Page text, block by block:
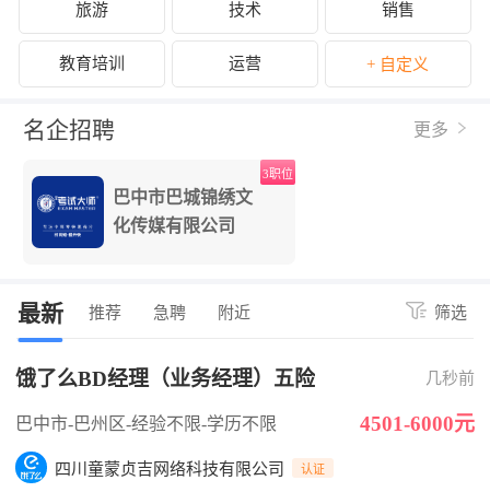
旅游 技术 销售
教育培训 运营 + 自定义
名企招聘 更多
巴中市巴城锦绣文
化传媒有限公司
3职位
最新 推荐 急聘 附近 筛选
饿了么BD经理（业务经理）五险 几秒前
巴中市-巴州区-经验不限-学历不限 4501-6000元
四川童蒙贞吉网络科技有限公司 认证